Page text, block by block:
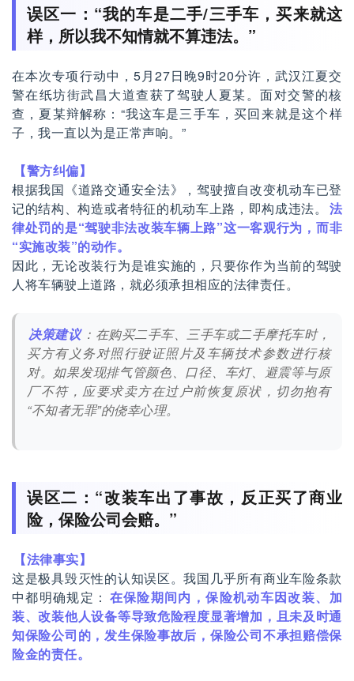
误区一：“我的车是二手/三手车，买来就这
样，所以我不知情就不算违法。”
在本次专项行动中，5月27日晚9时20分许，武汉江夏交
警在纸坊街武昌大道查获了驾驶人夏某。面对交警的核
查，夏某辩解称：“我这车是三手车，买回来就是这个样
子，我一直以为是正常声响。”
【警方纠偏】
根据我国《道路交通安全法》，驾驶擅自改变机动车已登
记的结构、构造或者特征的机动车上路，即构成违法。
法
律处罚的是“驾驶非法改装车辆上路”这一客观行为，而非
“实施改装”的动作。
因此，无论改装行为是谁实施的，只要你作为当前的驾驶
人将车辆驶上道路，就必须承担相应的法律责任。
决策建议 ：在购买二手车、三手车或二手摩托车时，
买方有义务对照行驶证照片及车辆技术参数进行核
对。如果发现排气管颜色、口径、车灯、避震等与原
厂不符，应要求卖方在过户前恢复原状，切勿抱有
“不知者无罪”的侥幸心理。
误区二：“改装车出了事故，反正买了商业
险，保险公司会赔。”
【法律事实】
这是极具毁灭性的认知误区。我国几乎所有商业车险条款
中都明确规定： 在保险期间内，保险机动车因改装、加
装、改装他人设备等导致危险程度显著增加，且未及时通
知保险公司的，发生保险事故后，保险公司不承担赔偿保
险金的责任。